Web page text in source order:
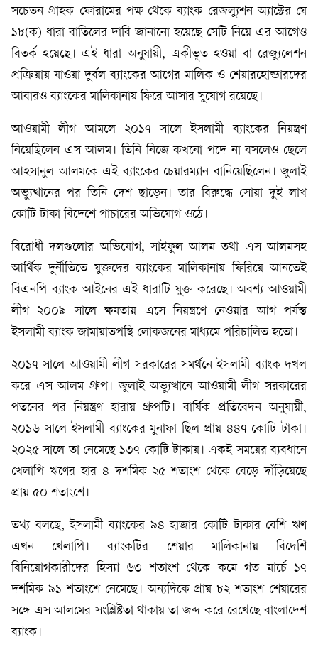
সচেতন গ্রাহক ফোরামের পক্ষ থেকে ব্যাংক রেজল্যুশন অ্যাক্টের যে
১৮(ক) ধারা বাতিলের দাবি জানানো হয়েছে সেটি নিয়ে এর আগেও
বিতর্ক হয়েছে। এই ধারা অনুযায়ী, একীভূত হওয়া বা রেজ্যুলেশন
প্রক্রিয়ায় যাওয়া দুর্বল ব্যাংকের আগের মালিক ও শেয়ারহোল্ডারদের
আবারও ব্যাংকের মালিকানায় ফিরে আসার সুযোগ রয়েছে।
আওয়ামী লীগ আমলে ২০১৭ সালে ইসলামী ব্যাংকের নিয়ন্ত্রণ
নিয়েছিলেন এস আলম। তিনি নিজে কখনো পদে না বসলেও ছেলে
আহসানুল আলমকে এই ব্যাংকের চেয়ারম্যান বানিয়েছিলেন। জুলাই
অভ্যুত্থানের পর তিনি দেশ ছাড়েন। তার বিরুদ্ধে সোয়া দুই লাখ
কোটি টাকা বিদেশে পাচারের অভিযোগ ওঠে।
বিরোধী দলগুলোর অভিযোগ, সাইফুল আলম তথা এস আলমসহ
আর্থিক দুর্নীতিতে যুক্তদের ব্যাংকের মালিকানায় ফিরিয়ে আনতেই
বিএনপি ব্যাংক আইনের এই ধারাটি যুক্ত করেছে। অবশ্য আওয়ামী
লীগ ২০০৯ সালে ক্ষমতায় এসে নিয়ন্ত্রণে নেওয়ার আগ পর্যন্ত
ইসলামী ব্যাংক জামায়াতপন্থি লোকজনের মাধ্যমে পরিচালিত হতো।
২০১৭ সালে আওয়ামী লীগ সরকারের সমর্থনে ইসলামী ব্যাংক দখল
করে এস আলম গ্রুপ। জুলাই অভ্যুত্থানে আওয়ামী লীগ সরকারের
পতনের পর নিয়ন্ত্রণ হারায় গ্রুপটি। বার্ষিক প্রতিবেদন অনুযায়ী,
২০১৬ সালে ইসলামী ব্যাংকের মুনাফা ছিল প্রায় ৪৪৭ কোটি টাকা।
২০২৫ সালে তা নেমেছে ১৩৭ কোটি টাকায়। একই সময়ের ব্যবধানে
খেলাপি ঋণের হার ৪ দশমিক ২৫ শতাংশ থেকে বেড়ে দাঁড়িয়েছে
প্রায় ৫০ শতাংশে।
তথ্য বলছে, ইসলামী ব্যাংকের ৯৪ হাজার কোটি টাকার বেশি ঋণ
এখন খেলাপি। ব্যাংকটির শেয়ার মালিকানায় বিদেশি
বিনিয়োগকারীদের হিস্যা ৬৩ শতাংশ থেকে কমে গত মার্চে ১৭
দশমিক ৯১ শতাংশে নেমেছে। অন্যদিকে প্রায় ৮২ শতাংশ শেয়ারের
সঙ্গে এস আলমের সংশ্লিষ্টতা থাকায় তা জব্দ করে রেখেছে বাংলাদেশ
ব্যাংক।